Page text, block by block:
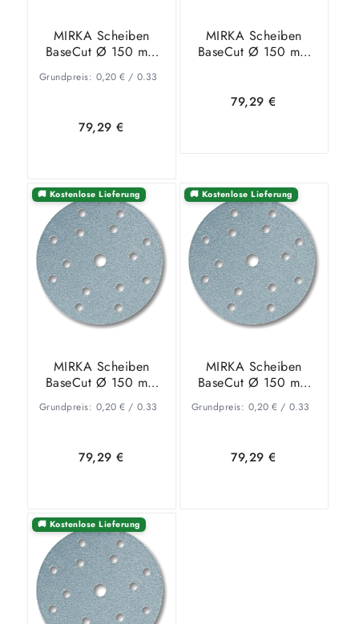
MIRKA Scheiben
BaseCut Ø 150 mm
KLETT P320 15-Loch
VE=100 St.
Grundpreis: 0,20 €/0.33
79,29€
MIRKA Scheiben
BaseCut Ø 150 mm
79,29€
🚚 Kostenlose Lieferung
MIRKA Scheiben
BaseCut Ø 150 mm
KLETT P400 15-Loch
VE=100 St.
Grundpreis: 0,20 €/0.33
79,29€
🚚 Kostenlose Lieferung
MIRKA Scheiben
BaseCut Ø 150 mm
KLETT P500 15-Loch
VE=100 St.
Grundpreis: 0,20 €/0.33
79,29€
🚚 Kostenlose Lieferung